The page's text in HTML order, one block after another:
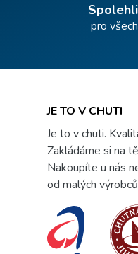
pro
JE TO V CHUTI
Je to v chuti.
Zakládáme si na
Nakoupíte u nás
od malých